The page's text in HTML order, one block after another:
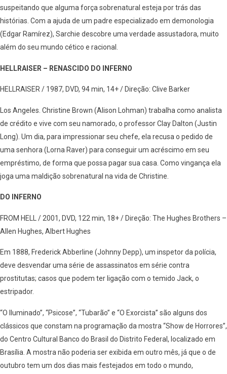
suspeitando que alguma força sobrenatural esteja por trás das
histórias. Com a ajuda de um padre especializado em demonologia
(Edgar Ramírez), Sarchie descobre uma verdade assustadora, muito
além do seu mundo cético e racional.
HELLRAISER – RENASCIDO DO INFERNO
HELLRAISER / 1987, DVD, 94 min, 14+ / Direção: Clive Barker
Los Angeles. Christine Brown (Alison Lohman) trabalha como analista
de crédito e vive com seu namorado, o professor Clay Dalton (Justin
Long). Um dia, para impressionar seu chefe, ela recusa o pedido de
uma senhora (Lorna Raver) para conseguir um acréscimo em seu
empréstimo, de forma que possa pagar sua casa. Como vingança ela
joga uma maldição sobrenatural na vida de Christine.
DO INFERNO
FROM HELL / 2001, DVD, 122 min, 18+ / Direção: The Hughes Brothers –
Allen Hughes, Albert Hughes
Em 1888, Frederick Abberline (Johnny Depp), um inspetor da polícia,
deve desvendar uma série de assassinatos em série contra
prostitutas; casos que podem ter ligação com o temido Jack, o
estripador.
“O Iluminado”, “Psicose”, “Tubarão” e “O Exorcista” são alguns dos
clássicos que constam na programação da mostra “Show de Horrores”,
do Centro Cultural Banco do Brasil do Distrito Federal, localizado em
Brasília. A mostra não poderia ser exibida em outro mês, já que o de
outubro tem um dos dias mais festejados em todo o mundo,